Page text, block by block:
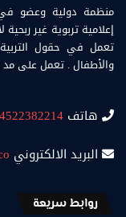
منظمة دولية وعضو في
إعلامية تربوية غير
تعمل في حقول التربية
والأطفال . تعمل على مد
هاتف
البريد الالكتروني
روابط سريعة